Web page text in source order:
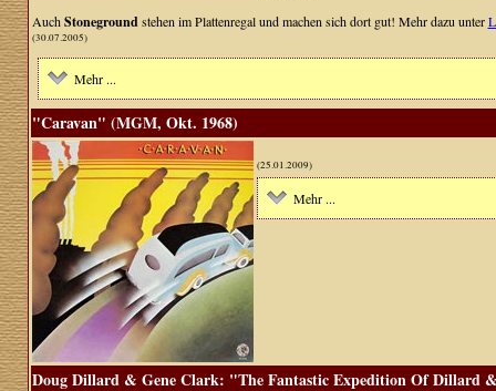
AuchStoneground stehen im Plattenregal und machen sich dort gut! Mehr dazu unter
(30.07.2005)
Mehr ...
"Caravan" (MGM, Okt. 1968)
(25.01.2009)
Mehr ...
Doug Dillard & Gene Clark: "The Fantastic Expedition Of Dillard